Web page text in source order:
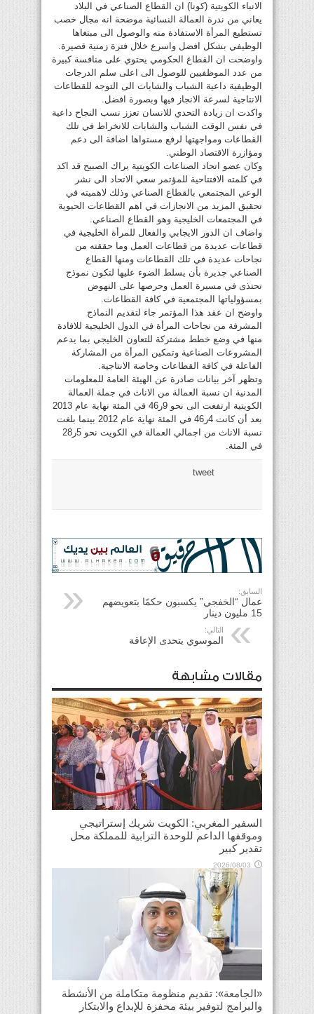
الانباء الكويتية (كونا) ان القطاع الصناعي في البلاد
يعاني من ندرة العمالة النسائية موضحة انه مجال خصب
تستطيع المرأة الاستفادة منه والوصول الى مبتغاها
الوظيفي بشكل افضل واسرع خلال فترة زمنية قصيرة.
واوضحت ان القطاع الحكومي يحتوي على منافسة كبيرة
من عدد الموظفيين للوصول الى اعلى سلم الدرجات
الوظيفية داعية الشباب والشابات الى التوجه للقطاعات
الانتاجية لسرعة الانجاز فيها وبصورة افضل.
واكدت ان زيادة التحدي للانسان تعزز نسب النجاح داعية
في نفس الوقت الشباب والشابات للانخراط في تلك
القطاعات ومواجهتها لرفع مستواها اضافة الى دعم
ومؤازرة الاقتصاد الوطني.
وكان عضو اتحاد الصناعات الكويتية براك الصبيح قد اكد
في كلمته الافتتاحية للمؤتمر سعي الاتحاد الى نشر
الوعي المجتمعي بالقطاع الصناعي وذلك لاهميته في
تحقيق المزيد من الانجازات في اهم القطاعات الحيوية
في المجتمعات الخليجية وهو القطاع الصناعي.
واضاف ان الدور الايجابي والفعال للمرأة الخليجية في
قطاعات عديدة من قطاعات العمل وما حققته من
نجاحات عديدة في تلك القطاعات ومنها القطاع
الصناعي جديرة بأن يسلط الضوء عليها لتكون نموذج
تحتذى في مسيرة العمل وحرصها على النهوض
بمسؤولياتها المجتمعية في كافة القطاعات.
واوضح ان عقد هذا المؤتمر جاء لتقديم النماذج
المشرفة من نجاحات المرأة في الدول الخليجية للافادة
منها في وضع خطط مشتركة للتعاون الخليجي بما يدعم
المشروعات الصناعية وتمكين المرأة من المشاركة
الفاعلة في كافة القطاعات وخاصة الانتاجية.
وتظهر آخر بيانات صادرة عن الهيئة العامة للمعلومات
المدنية ان نسبة العمالة من الاناث في جملة العمالة
الكويتية ارتفعت الى نحو 9ر46 في المئة نهاية عام 2013
بعد أن كانت 4ر46 في المئة نهاية عام 2012 بينما بلغت
نسبة الاناث من اجمالي العمالة في الكويت نحو 5ر28
في المئة.
tweet
السابق:
عمال “الخفجي” يكسبون حكمًا بتعويضهم
15 مليون دينار
التالي:
الموسوي يتحدى الإعاقة
مقالات مشابهة
السفير المغربي: الكويت شريك إستراتيجي
وموقفها الداعم للوحدة الترابية للمملكة محل
تقدير كبير
2026/08/03
«الجامعة»: تقديم منظومة متكاملة من الأنشطة
والبرامج لتوفير بيئة محفزة للإبداع والابتكار